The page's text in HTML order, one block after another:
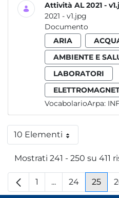
Attività AL 2021 -
2021 - v1.jpg
Documento
ARIA
AMBIENTE E
LABORATORI
VocabolarioArpa:
10 ElementiPer pagina
Mostrati 241 - 250 su 411
Pagina
1 ...PaginePagina
24 25